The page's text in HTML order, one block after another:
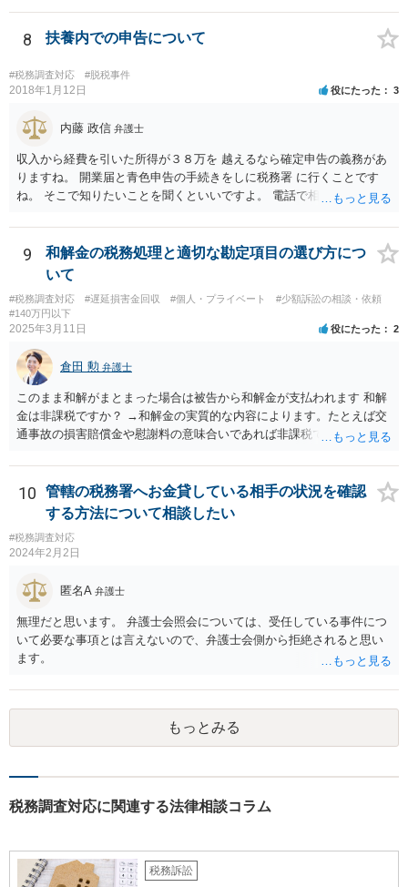
8 扶養内での申告について
#税務調査対応 #脱税事件
2018年1月12日 役にたった 3
内藤 政信 弁護士
収入から経費を引いた所得が３８万を 越えるなら確定申告の義務があ
りますね。 開業届と青色申告の手続きをしに税務署 に行くことです
ね。 そこで知りたいことを聞くといいですよ。 電話で相談にいくこと
9
和解金の税務処理と適切な勘定項目の選び方につ
いて
#税務調査対応 #遅延損害金回収 #個人・プライベート
#少額訴訟の相談・依頼
#140万円以下
2025年3月11日 役にたった 2
倉田 勲 弁護士
このまま和解がまとまった場合は被告から和解金が支払われます 和解
金は非課税ですか？ →和解金の実質的な内容によります。たとえば交
通事故の損害賠償金や慰謝料の意味合いであれば非課税ですが、残業
会計の話であり、弁護士では専門外になります。 税務会計の専門家は
税理士又は会計士になりますので、正確なところは税理士などにご相
談ください。
10
管轄の税務署へお金貸している相手の状況を確認
する方法について相談したい
#税務調査対応
2024年2月2日
匿名A 弁護士
無理だと思います。 弁護士会照会については、受任している事件につ
いて必要な事項とは言えないので、弁護士会側から拒絶されると思い
ます。
もっとみる
税務調査対応に関連する法律相談コラム
税務訴訟